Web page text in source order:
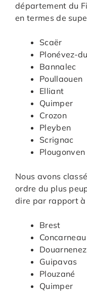
département du
en termes de
Scaër
Plonévez-
Bannalec
Poullaouen
Elliant
Quimper
Crozon
Pleyben
Scrignac
Plougonven
Nous avons
ordre du plus
dire par rapport à
Brest
Concarneau
Douarnenez
Guipavas
Plouzané
Quimper